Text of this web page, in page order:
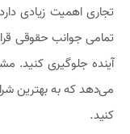
تجاری اهمیت زیادی
تمامی جوانب حقوقی
آینده جلوگیری کنید.
می‌دهد که به بهترین
کنید.